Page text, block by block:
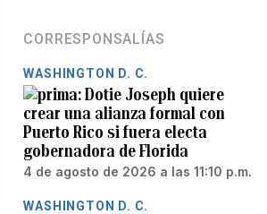
CORRESPONSALÍAS
WASHINGTON D. C.
Dotie Joseph quiere
crear una alianza formal con
Puerto Rico si fuera electa
gobernadora de Florida
4 de agosto de 2026 a las 11:10 p.m.
WASHINGTON D. C.